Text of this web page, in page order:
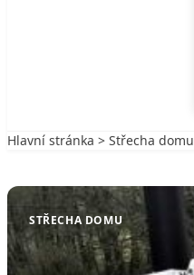
Hlavní stránka > Střecha domu
STŘECHA DOMU